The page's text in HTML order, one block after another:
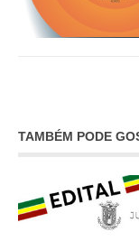
TAMBÉM PODE